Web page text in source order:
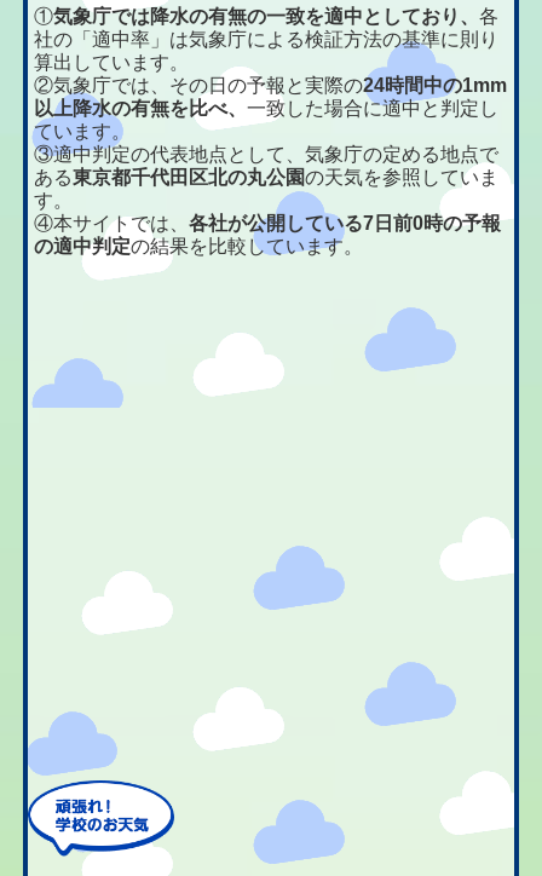
①気象庁では降水の有無の一致を適中としており、各
社の「適中率」は気象庁による検証方法の基準に則り
算出しています。
②気象庁では、その日の予報と実際の24時間中の1mm
以上降水の有無を比べ、一致した場合に適中と判定し
ています。
③適中判定の代表地点として、気象庁の定める地点で
ある東京都千代田区北の丸公園の天気を参照していま
す。
④本サイトでは、各社が公開している7日前0時の予報
の適中判定の結果を比較しています。